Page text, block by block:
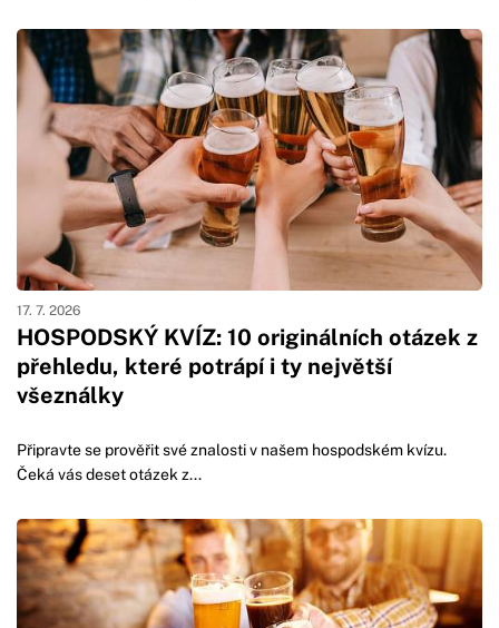
HOSPODSKÝ KVÍZ: 10 originálních otázek z
přehledu, které potrápí i ty největší
všeználky
17. 7. 2026
Připravte se prověřit své znalosti v našem hospodském kvízu.
Čeká vás deset otázek z...